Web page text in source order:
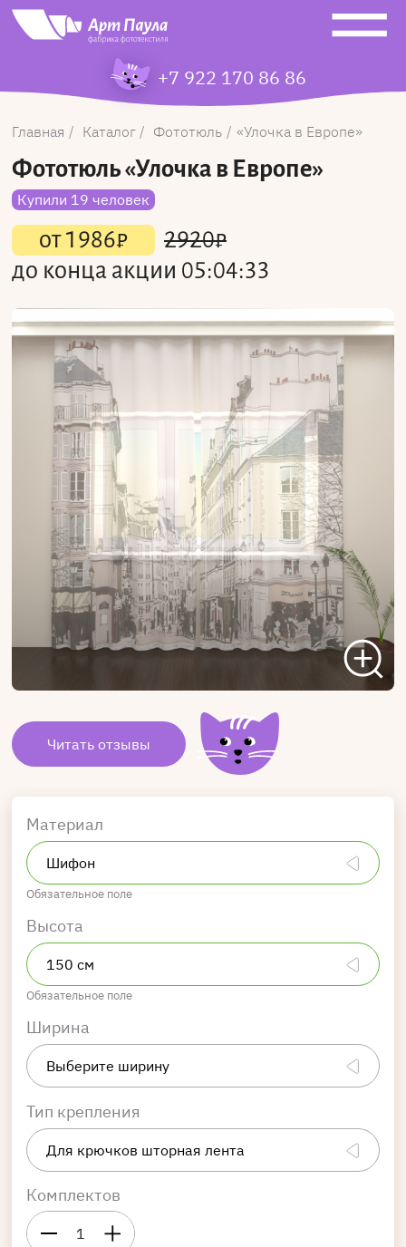
+7 922 170 86 86
Главная Каталог Фототюль Улочка в Европе
Фототюль«Улочка в Европе»
Купили 19 человек
от1986₽ 2920₽
до конца акции 05:04:33
Читать отзывы
Материал
Обязательное поле
Высота
Обязательное поле
Ширина
Тип крепления
Комплектов
1